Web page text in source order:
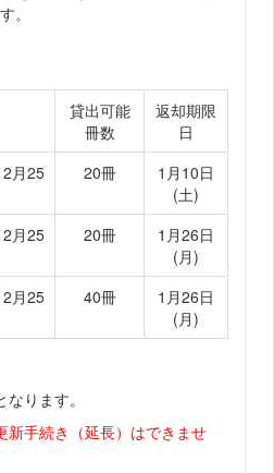
。
貸出可能
冊数
返却期限
日
月25
20冊
1月10日
(土)
月25
20冊
1月26日
(月)
月25
40冊
1月26日
(月)
ります。
新手続き（延長）はできませ